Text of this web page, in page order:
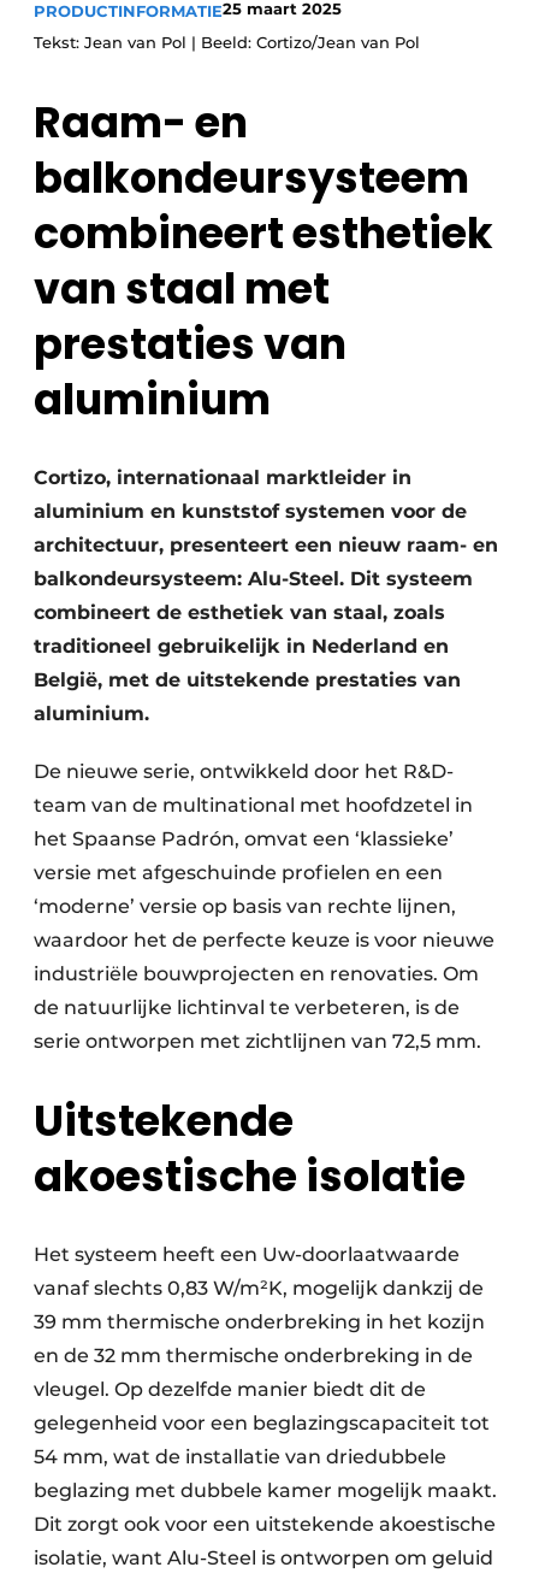
Uitnodiging Rondetafelgesprek – 20 jaar Profiel
Vacatures
Video’s
PRODUCTINFORMATIE25 maart 2025
Tekst: Jean van Pol | Beeld: Cortizo/Jean van Pol
Raam- en
balkondeursysteem
combineert esthetiek
van staal met
prestaties van
aluminium
Cortizo, internationaal marktleider in
aluminium en kunststof systemen voor de
architectuur, presenteert een nieuw raam- en
balkondeursysteem: Alu-Steel. Dit systeem
combineert de esthetiek van staal, zoals
traditioneel gebruikelijk in Nederland en
België, met de uitstekende prestaties van
aluminium.
De nieuwe serie, ontwikkeld door het R&D-
team van de multinational met hoofdzetel in
het Spaanse Padrón, omvat een ‘klassieke’
versie met afgeschuinde profielen en een
‘moderne’ versie op basis van rechte lijnen,
waardoor het de perfecte keuze is voor nieuwe
industriële bouwprojecten en renovaties. Om
de natuurlijke lichtinval te verbeteren, is de
serie ontworpen met zichtlijnen van 72,5 mm.
Uitstekende
akoestische isolatie
Het systeem heeft een Uw-doorlaatwaarde
vanaf slechts 0,83 W/m²K, mogelijk dankzij de
39 mm thermische onderbreking in het kozijn
en de 32 mm thermische onderbreking in de
vleugel. Op dezelfde manier biedt dit de
gelegenheid voor een beglazingscapaciteit tot
54 mm, wat de installatie van driedubbele
beglazing met dubbele kamer mogelijk maakt.
Dit zorgt ook voor een uitstekende akoestische
isolatie, want Alu-Steel is ontworpen om geluid